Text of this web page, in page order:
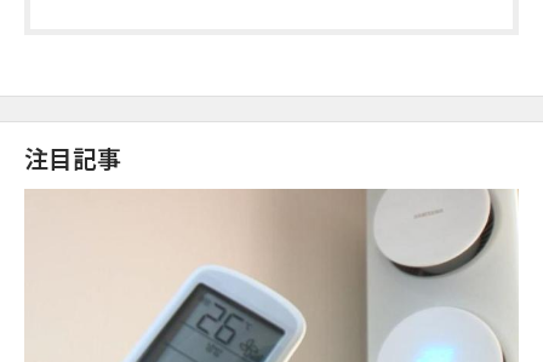
注目記事